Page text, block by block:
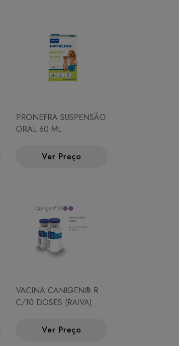
PRONEFRA SUSPENSÃO
ORAL 60 ML
Ver Preço
VACINA CANIGEN® R
C/10 DOSES (RAIVA)
Ver Preço